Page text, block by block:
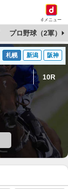
dメニュー
プロ野球（2軍）
札幌 新潟 阪神
10R